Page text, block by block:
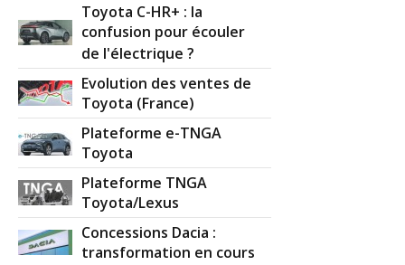
Toyota C-HR+ : la
confusion pour écouler
de l'électrique ?
Evolution des ventes de
Toyota (France)
Plateforme e-TNGA
Toyota
Plateforme TNGA
Toyota/Lexus
Concessions Dacia :
transformation en cours